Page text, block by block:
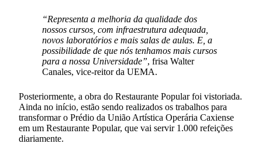
“Representa a melhoria da qualidade dos
nossos cursos, com infraestrutura adequada,
novos laboratórios e mais salas de aulas. E, a
possibilidade de que nós tenhamos mais cursos
para a nossa Universidade”, frisa Walter
Canales, vice-reitor da UEMA.
Posteriormente, a obra do Restaurante Popular foi vistoriada.
Ainda no início, estão sendo realizados os trabalhos para
transformar o Prédio da União Artística Operária Caxiense
em um Restaurante Popular, que vai servir 1.000 refeições
diariamente.